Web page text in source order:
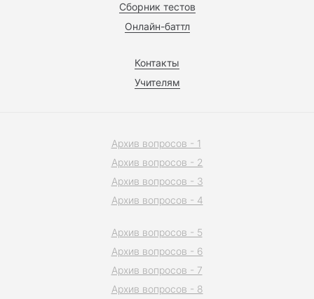
Сборник тестов
Онлайн-баттл
Контакты
Учителям
Архив вопросов - 1
Архив вопросов - 2
Архив вопросов - 3
Архив вопросов - 4
Архив вопросов - 5
Архив вопросов - 6
Архив вопросов - 7
Архив вопросов - 8